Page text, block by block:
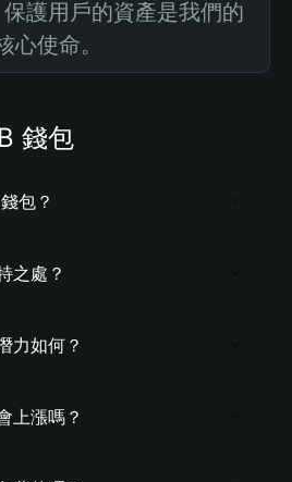
護用戶的資產是我們的
心使命。
錢包
包？
之處？
力如何？
上漲嗎？